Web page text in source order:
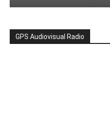
GPS Audiovisual Radio